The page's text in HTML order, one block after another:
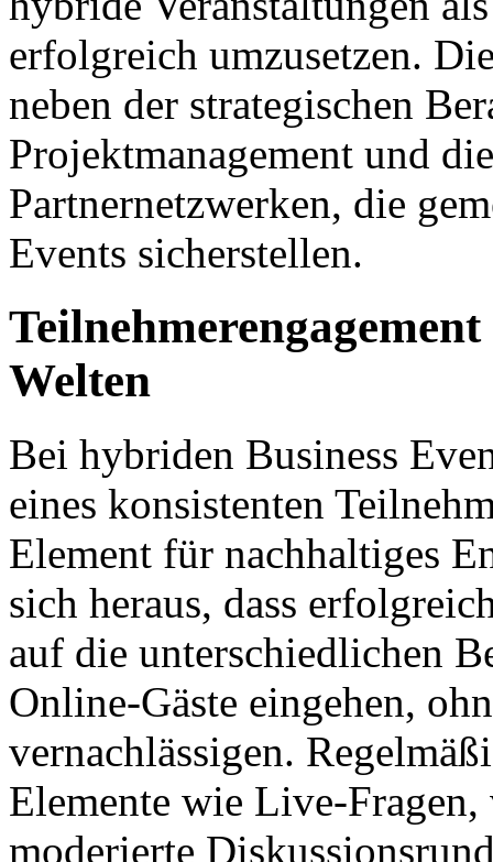
erfolgreich umzusetzen.
neben der strategischen
Projektmanagement und
Partnernetzwerken, die
Events sicherstellen.
Welten
Bei hybriden Business
eines konsistenten
Element für nachhaltiges
sich heraus, dass
auf die unterschiedlichen
Online-Gäste eingehen,
vernachlässigen.
Elemente wie Live-
moderierte